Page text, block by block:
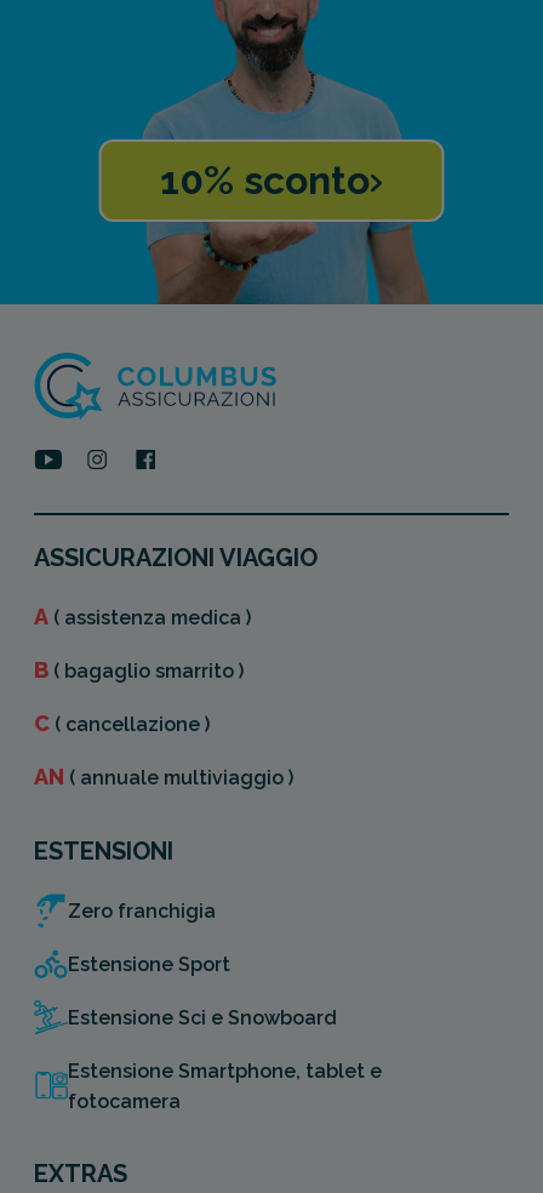
10% sconto
ASSICURAZIONI VIAGGIO
A ( assistenza medica )
B ( bagaglio smarrito )
C ( cancellazione )
AN ( annuale multiviaggio )
ESTENSIONI
Zero franchigia
Estensione Sport
Estensione Sci e Snowboard
Estensione Smartphone, tablet e
fotocamera
EXTRAS